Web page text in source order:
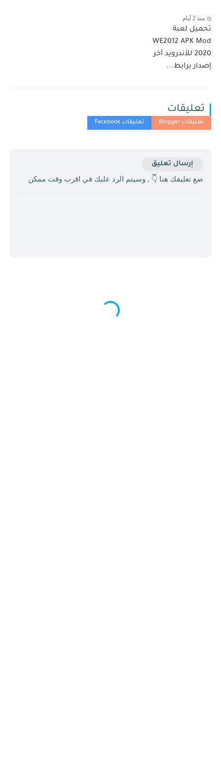
منذ 2 أيام
تحميل لعبة
WE2012 APK Mod
2020 للأندرويد آخر
إصدار برابط...
تعليقات
إرسال تعليق
ضع تعليقك هنا 👇 , وسيتم الرد عليك في اقرب وقت ممكن